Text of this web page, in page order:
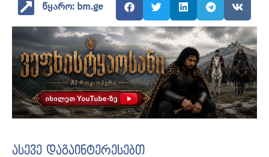
წყარო: bm.ge
ასევე დაგაინტერესებთ